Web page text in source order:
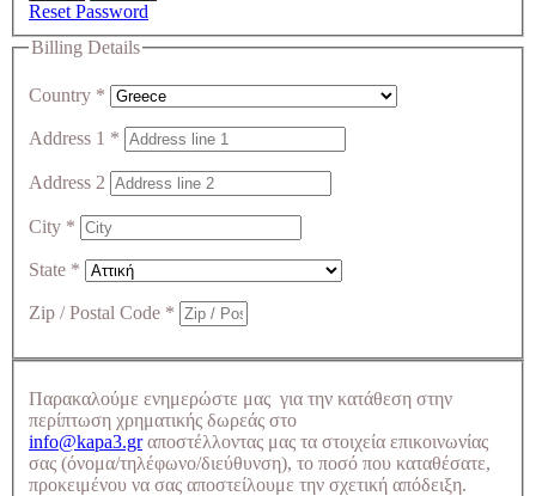
Reset Password
Billing Details
Country *
Address 1 *
Address 2
City *
State *
Zip / Postal Code *
Παρακαλούμε ενημερώστε μας για την κατάθεση στην
περίπτωση χρηματικής δωρεάς στο
info@kapa3.grαποστέλλοντας μας τα στοιχεία επικοινωνίας
σας (όνομα/τηλέφωνο/διεύθυνση), το ποσό που καταθέσατε,
προκειμένου να σας αποστείλουμε την σχετική απόδειξη.